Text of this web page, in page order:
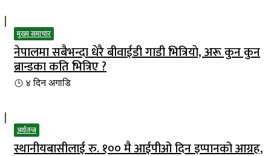
मूख्य समाचार
नेपालमा सबैभन्दा धेरै बीवाईडी गाडी भित्रियाे, अरू कुन कुन
ब्रान्डका कति भित्रिए ?
४ दिनअगाडि
अर्थतन्त्र
स्थानीयबासीलाई रु. १०० मै आईपीओ दिन इप्पानको आग्रह,